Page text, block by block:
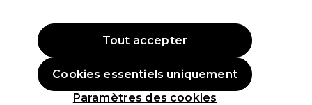
Andreia Professional
pour des résultats parfaits, en salon
ou à la maison.
Interdiction du TPO dans
Paramètres des cookies
Cookies essentiels uniquement
Tout accepter